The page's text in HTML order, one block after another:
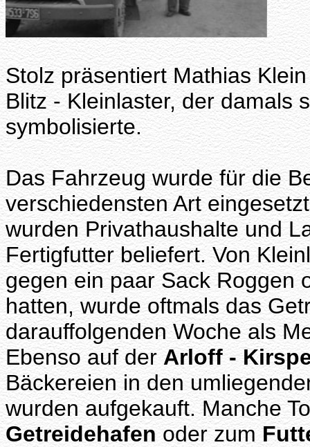
Stolz präsentiert Mathias
Blitz - Kleinlaster, der damals
symbolisierte.
Das Fahrzeug wurde für die
verschiedensten Art
wurden Privathaushalte und
Fertigfutter beliefert. Von
gegen ein paar Sack Roggen
hatten, wurde oftmals das
darauffolgenden Woche als
Ebenso auf derArloff -
Bäckereien in den
wurden aufgekauft. Manche
Getreidehafen oder zum